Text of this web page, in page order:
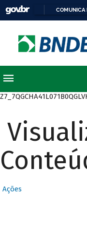
COMUNICA
Ações